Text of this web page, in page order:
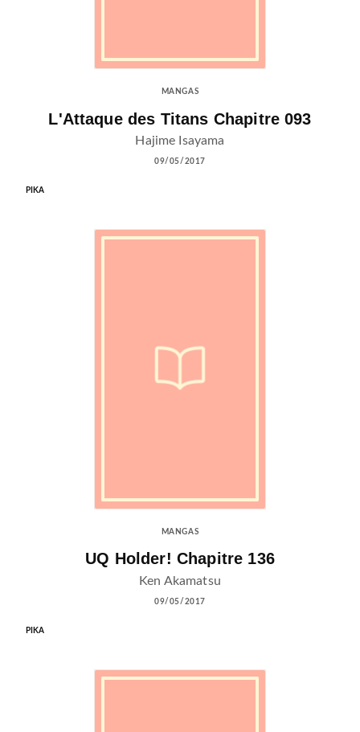
MANGAS
L'Attaque des Titans Chapitre 093
Hajime Isayama
09/05/2017
PIKA
MANGAS
UQ Holder! Chapitre 136
Ken Akamatsu
09/05/2017
PIKA